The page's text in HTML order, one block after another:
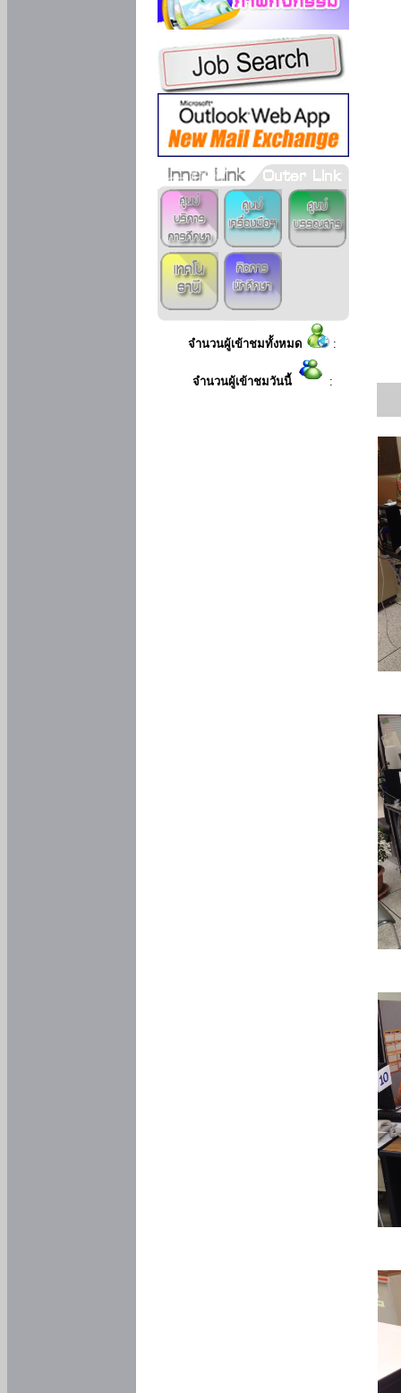
จำนวนผู้เข้าชมทั้งหมด :
จำนวนผู้เข้าชมวันนี้ :